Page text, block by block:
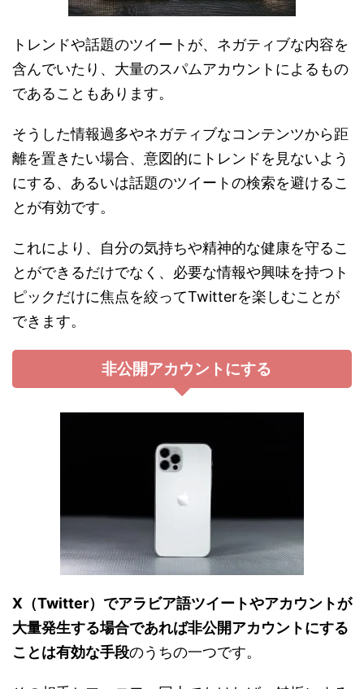
トレンドや話題のツイートが、ネガティブな内容を
含んでいたり、大量のスパムアカウントによるもの
であることもあります。
そうした情報過多やネガティブなコンテンツから距
離を置きたい場合、意図的にトレンドを見ないよう
にする、あるいは話題のツイートの検索を避けるこ
とが有効です。
これにより、自分の気持ちや精神的な健康を守るこ
とができるだけでなく、必要な情報や興味を持つト
ピックだけに焦点を絞ってTwitterを楽しむことが
できます。
非公開アカウントにする
X（Twitter）でアラビア語ツイートやアカウントが
大量発生する場合であれば非公開アカウントにする
ことは有効な手段のうちの一つです。